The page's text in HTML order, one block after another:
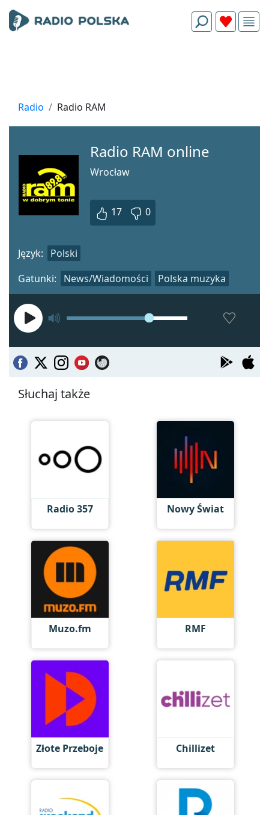
Radio Radio RAM
Radio RAM online
Wrocław
17 0
Gatunki: News/Wiadomości Polska muzyka
Język: Polski
Słuchaj także
Radio 357 Nowy Świat
Muzo.fm RMF
Złote Przeboje Chillizet